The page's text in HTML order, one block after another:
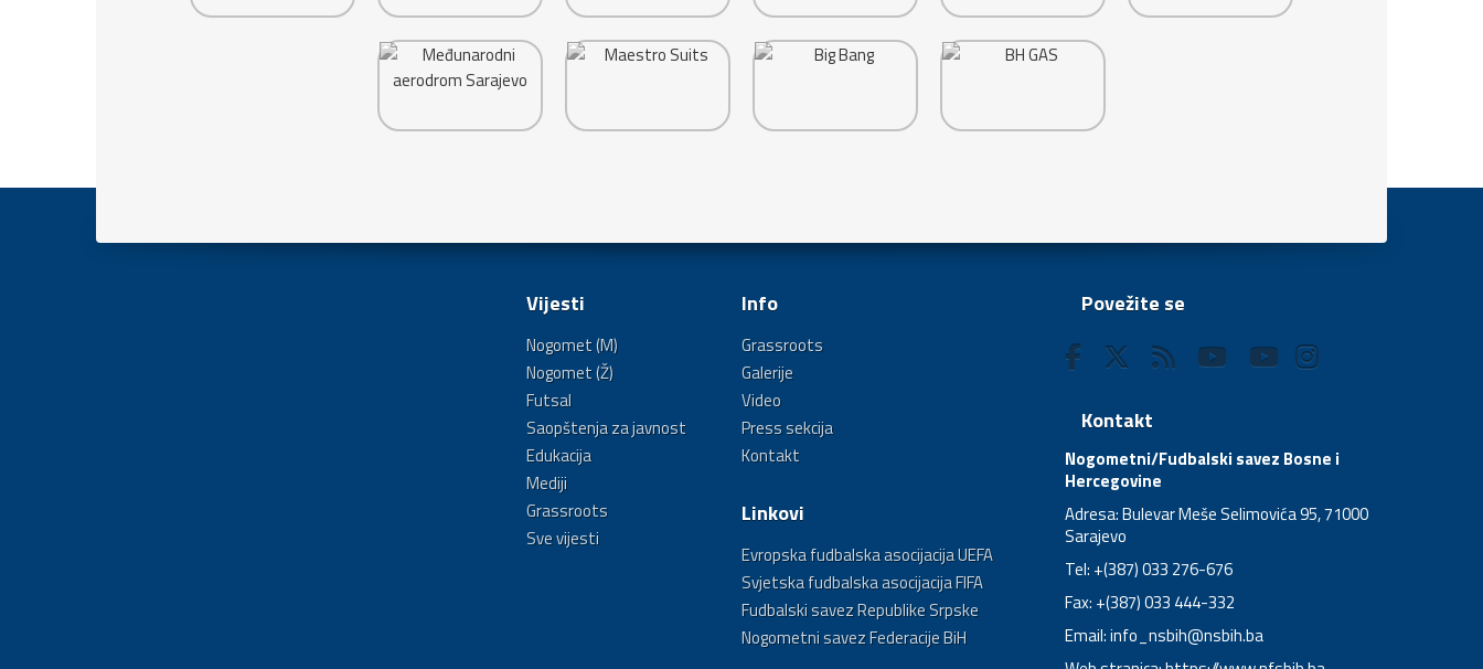
Vijesti
Nogomet (M)
Nogomet (Ž)
Futsal
Saopštenja za javnost
Edukacija
Mediji
Grassroots
Sve vijesti
Info
Grassroots
Galerije
Video
Press sekcija
Kontakt
Linkovi
Evropska fudbalska asocijacija UEFA
Svjetska fudbalska asocijacija FIFA
Fudbalski savez Republike Srpske
Nogometni savez Federacije BiH
Povežite se
Kontakt
Nogometni/Fudbalski savez Bosne i
Hercegovine
Adresa: Bulevar Meše Selimovića 95, 71000
Sarajevo
Tel: +(387) 033 276-676
Fax: +(387) 033 444-332
Email:info_nsbih@nsbih.ba